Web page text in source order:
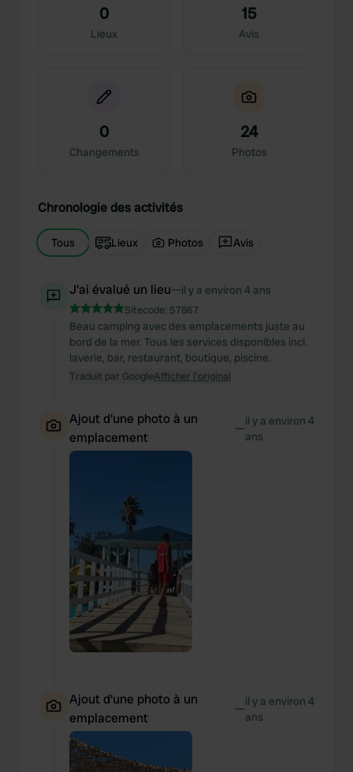
0
Lieux
15
Avis
0
Changements
24
Photos
Chronologie des activités
Tous Lieux Photos Avis
J'ai évalué un lieu—il y a environ 4 ans
Sitecode: 57867
Beau camping avec des emplacements juste au
bord de la mer. Tous les services disponibles incl.
laverie, bar, restaurant, boutique, piscine.
Traduit par GoogleAfficher l'original
Ajout d'une photo à un
emplacement
—il y a environ 4
ans
Ajout d'une photo à un
emplacement
—il y a environ 4
ans